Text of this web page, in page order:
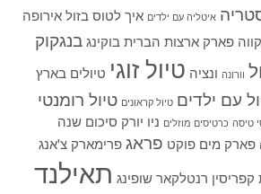
איטליה עם ילדים איך לטוס בזולאירופה
פארק ארצות הברית בוקינגבנגקוק
וורונה ונציה טיול זוגי טיולים בארץ
עם ילדים טיול קראונים טיול רומנטי
טיסה כרטיסים מוזלים ניו יורק סיכום שנה
פארק מים פוקט פראג פרימארק צ'אנג
קפריסין רנטלקארשופינג תאילנד